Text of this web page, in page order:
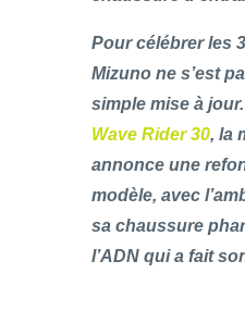
Pour célébrer les
Mizuno ne s’est
simple mise à
Wave Rider 30, la
annonce une
modèle, avec
sa chaussure
l’ADN qui a fait